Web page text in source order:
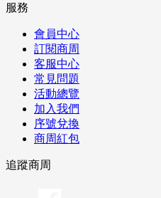
服務
會員中心
訂閱商周
客服中心
常見問題
活動總覽
加入我們
序號兌換
商周紅包
追蹤商周